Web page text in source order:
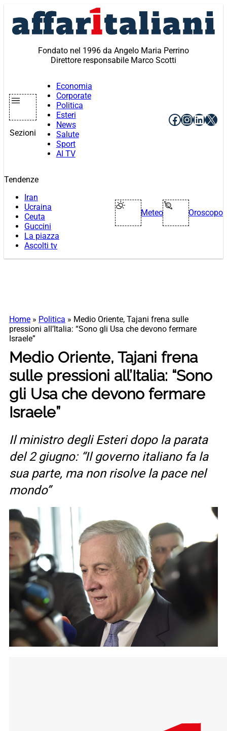
contenuto
Fondato nel 1996 da Angelo Maria Perrino
Direttore responsabile Marco Scotti
Sezioni
Economia
Corporate
Politica
Esteri
News
Salute
Sport
AI TV
Facebook
X
Tendenze
Iran
Ucraina
Ceuta
Guccini
La piazza
Ascolti tv
Meteo Oroscopo
Home » Politica » Medio Oriente, Tajani frena sulle
pressioni all’Italia: “Sono gli Usa che devono fermare
Israele”
Medio Oriente, Tajani frena
sulle pressioni all’Italia: “Sono
gli Usa che devono fermare
Israele”
Il ministro degli Esteri dopo la parata
del 2 giugno: “Il governo italiano fa la
sua parte, ma non risolve la pace nel
mondo”